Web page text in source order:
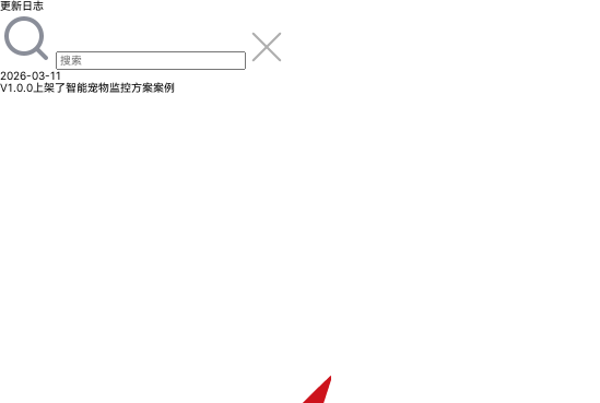
更新日志
2026-03-11
V1.0.0 上架了智能宠物监控方案案例